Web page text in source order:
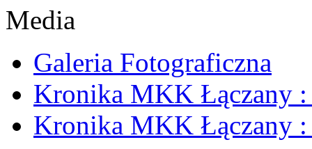
Media
Galeria Fotograficzna
Kronika MKK Łączany :
Kronika MKK Łączany :